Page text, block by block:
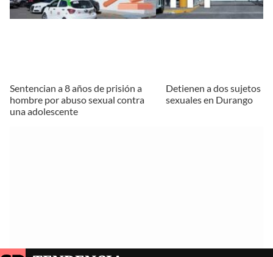
Sentencian a 8 años de prisión a
hombre por abuso sexual contra
una adolescente
Detienen a dos sujetos
sexuales en Durango